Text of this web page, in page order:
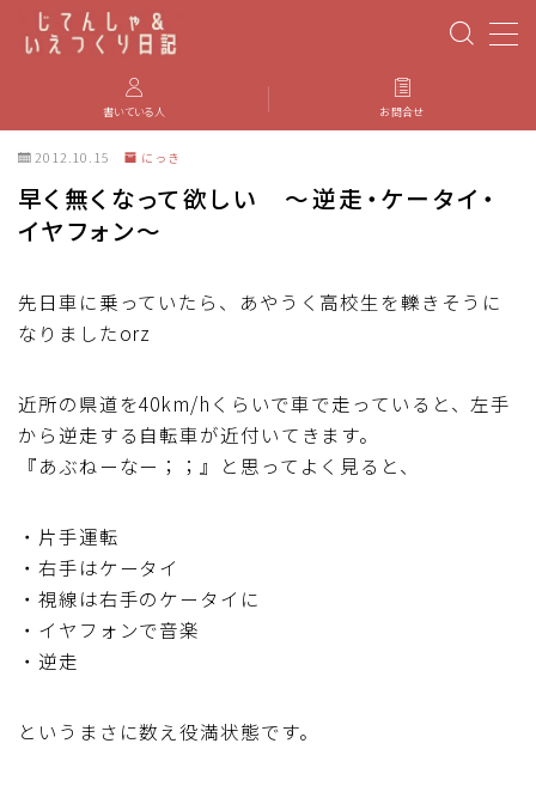
PBP(Paris-Brest-Paris)
エベレスティング
パーツのインプレ・カスタマイズ
カステリ
ディスクブレーキ
Di2関連
書いている人 お問合せ
2012.10.15 にっき
早く無くなって欲しい ～逆走・ケータイ・
イヤフォン～
先日車に乗っていたら、あやうく高校生を轢きそうに
なりましたorz
近所の県道を40km/hくらいで車で走っていると、左手
から逆走する自転車が近付いてきます。
『あぶねーなー；；』と思ってよく見ると、
・片手運転
・右手はケータイ
・視線は右手のケータイに
・イヤフォンで音楽
・逆走
というまさに数え役満状態です。